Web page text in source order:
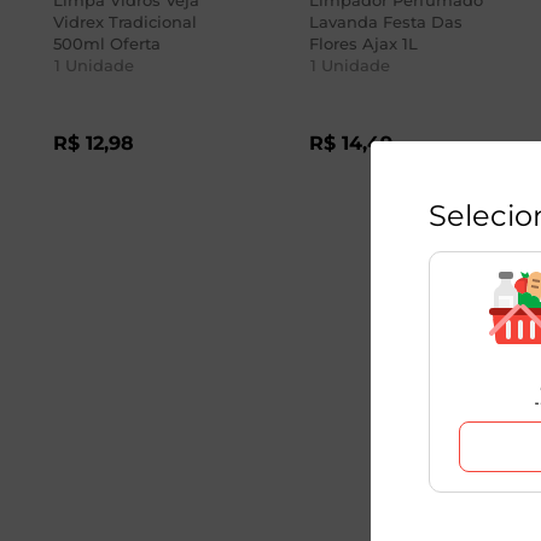
Vidrex Tradicional
500ml Oferta
1 Unidade
R$ 12,98
Lavanda Festa Das
Flores Ajax 1L
1 Unidade
R$ 14,49